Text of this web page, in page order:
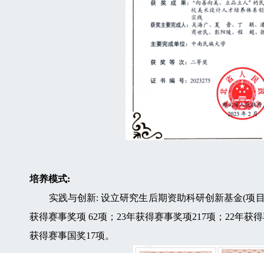
培养模式:
实践与创新: 设立研究生后期资助科研创新基金(项目
获得赛事奖项 62项；23年获得赛事奖项217项；22年获
获得赛事国奖17项。